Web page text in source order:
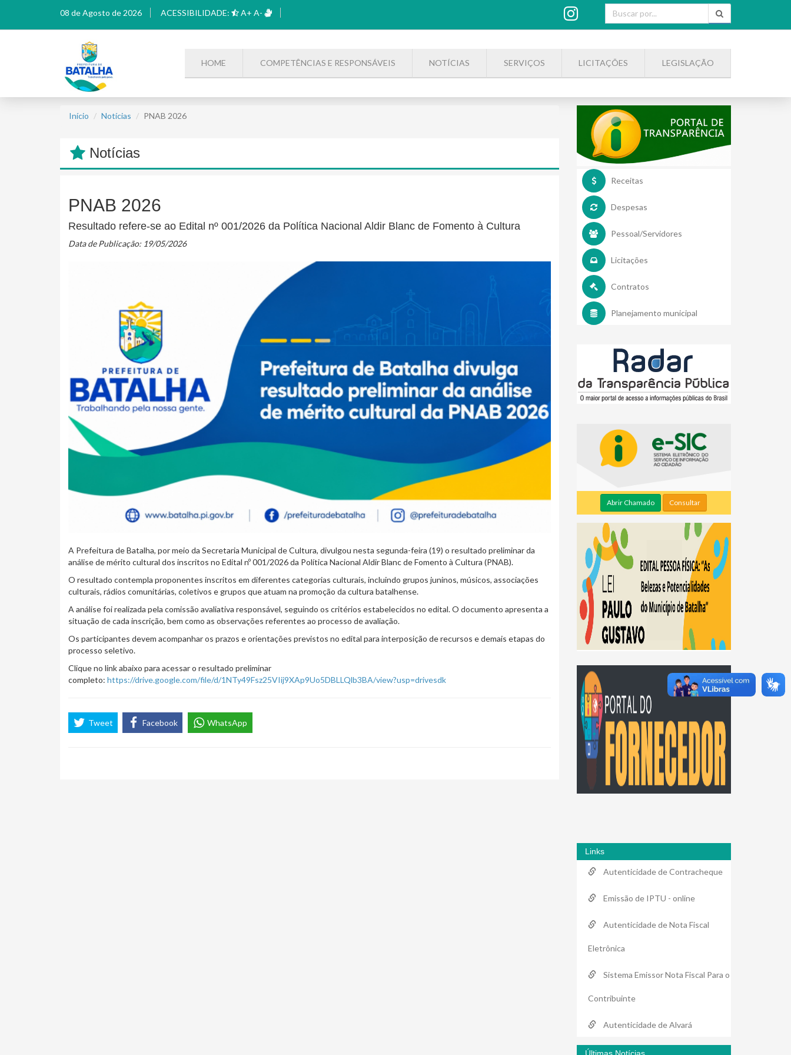
08 de Agosto de 2026 ACESSIBILIDADE: A+ A-
HOME COMPETÊNCIAS E RESPONSÁVEIS NOTÍCIAS SERVIÇOS LICITAÇÕES LEGISLAÇÃO
Início Notícias PNAB 2026
Notícias
PNAB 2026
Resultado refere-se ao Edital nº 001/2026 da Política Nacional Aldir Blanc de Fomento à Cultura
Data de Publicação: 19/05/2026
A Prefeitura de Batalha, por meio da Secretaria Municipal de Cultura, divulgou nesta segunda-feira (19) o resultado preliminar da
análise de mérito cultural dos inscritos no Edital nº 001/2026 da Política Nacional Aldir Blanc de Fomento à Cultura (PNAB).
O resultado contempla proponentes inscritos em diferentes categorias culturais, incluindo grupos juninos, músicos, associações
culturais, rádios comunitárias, coletivos e grupos que atuam na promoção da cultura batalhense.
A análise foi realizada pela comissão avaliativa responsável, seguindo os critérios estabelecidos no edital. O documento apresenta a
situação de cada inscrição, bem como as observações referentes ao processo de avaliação.
Os participantes devem acompanhar os prazos e orientações previstos no edital para interposição de recursos e demais etapas do
processo seletivo.
Clique no link abaixo para acessar o resultado preliminar
completo: https://drive.google.com/file/d/1NTy49Fsz25VIij9XAp9Uo5DBLLQlb3BA/view?usp=drivesdk
Tweet Facebook WhatsApp
Receitas
Despesas
Pessoal/Servidores
Licitações
Contratos
Planejamento municipal
Abrir Chamado Consultar
Links
Autenticidade de Contracheque
Emissão de IPTU - online
Autenticidade de Nota Fiscal
Eletrônica
Sistema Emissor Nota Fiscal Para o
Contribuinte
Autenticidade de Alvará